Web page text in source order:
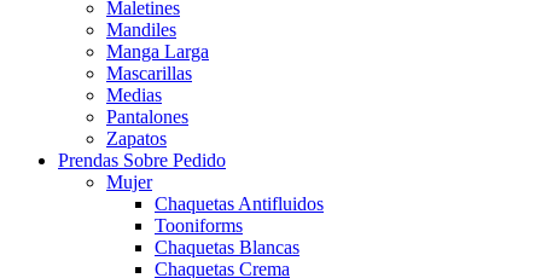
Maletines
Mandiles
Manga Larga
Mascarillas
Medias
Pantalones
Zapatos
Prendas Sobre Pedido
Mujer
Chaquetas Antifluidos
Tooniforms
Chaquetas Blancas
Chaquetas Crema